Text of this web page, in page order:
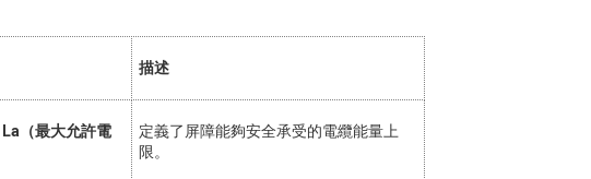
描述
La（最大允許電
定義了屏障能夠安全承受的電纜能量上
限。